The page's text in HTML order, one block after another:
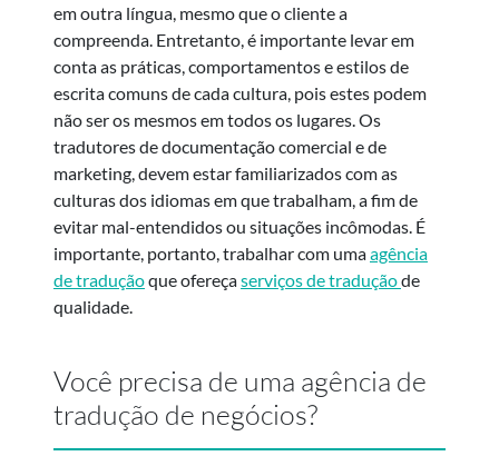
em outra língua, mesmo que o cliente a
compreenda. Entretanto, é importante levar em
conta as práticas, comportamentos e estilos de
escrita comuns de cada cultura, pois estes podem
não ser os mesmos em todos os lugares. Os
tradutores de documentação comercial e de
marketing, devem estar familiarizados com as
culturas dos idiomas em que trabalham, a fim de
evitar mal-entendidos ou situações incômodas. É
importante, portanto, trabalhar com umaagência
de traduçãoque ofereçaserviços de traduçãode
qualidade.
Você precisa de uma agência de
tradução de negócios?